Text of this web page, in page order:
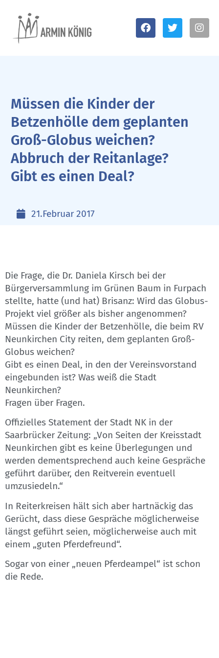
Müssen die Kinder der
Betzenhölle dem geplanten
Groß-Globus weichen?
Abbruch der Reitanlage?
Gibt es einen Deal?
21.Februar 2017
Die Frage, die Dr. Daniela Kirsch bei der
Bürgerversammlung im Grünen Baum in Furpach
stellte, hatte (und hat) Brisanz: Wird das Globus-
Projekt viel größer als bisher angenommen?
Müssen die Kinder der Betzenhölle, die beim RV
Neunkirchen City reiten, dem geplanten Groß-
Globus weichen?
Gibt es einen Deal, in den der Vereinsvorstand
eingebunden ist? Was weiß die Stadt
Neunkirchen?
Fragen über Fragen.
Offizielles Statement der Stadt NK in der
Saarbrücker Zeitung: „Von Seiten der Kreisstadt
Neunkirchen gibt es keine Überlegungen und
werden dementsprechend auch keine Gespräche
geführt darüber, den Reitverein eventuell
umzusiedeln.“
In Reiterkreisen hält sich aber hartnäckig das
Gerücht, dass diese Gespräche möglicherweise
längst geführt seien, möglicherweise auch mit
einem „guten Pferdefreund“.
Sogar von einer „neuen Pferdeampel“ ist schon
die Rede.